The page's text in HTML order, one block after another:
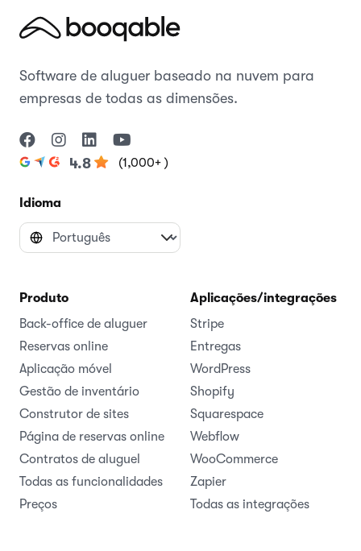
Software de aluguer baseado na nuvem para
empresas de todas as dimensões.
4.8 (1,000+ )
Idioma
Produto
Back-office de aluguer
Reservas online
Aplicação móvel
Gestão de inventário
Construtor de sites
Página de reservas online
Contratos de aluguel
Todas as funcionalidades
Preços
Aplicações/integrações
Stripe
Entregas
WordPress
Shopify
Squarespace
Webflow
WooCommerce
Zapier
Todas as integrações